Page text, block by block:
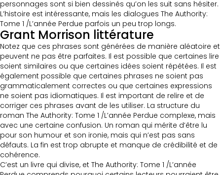
personnages sont si bien dessinés qu’on les suit sans hésiter.
L’histoire est intéressante, mais les dialogues The Authority:
Tome 1 /L’année Perdue parfois un peu trop longs.
Grant Morrison littérature
Notez que ces phrases sont générées de manière aléatoire et
peuvent ne pas être parfaites. Il est possible que certaines lire
soient similaires ou que certaines idées soient répétées. Il est
également possible que certaines phrases ne soient pas
grammaticalement correctes ou que certaines expressions
ne soient pas idiomatiques. Il est important de relire et de
corriger ces phrases avant de les utiliser. La structure du
roman The Authority: Tome 1 /L’année Perdue complexe, mais
avec une certaine confusion. Un roman qui mérite d’être lu
pour son humour et son ironie, mais qui n’est pas sans
défauts. La fin est trop abrupte et manque de crédibilité et de
cohérence.
C’est un livre qui divise, et The Authority: Tome 1 /L’année